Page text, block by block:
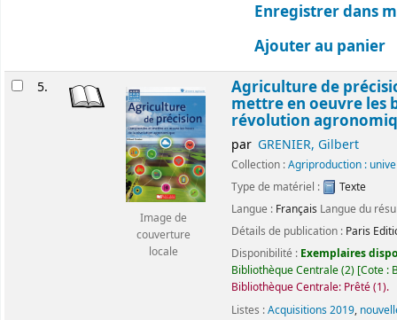
Enregistrer dans
Ajouter au panier
5.
Image de
couverture
locale
Agriculture de
mettre en oeuvre les
révolution
par GRENIER, Gilbert
Collection :Agriproduction :
Type de matériel :
Texte
Langue : Français Langue du
Détails de publication : Paris
Disponibilité : Exemplaires
Bibliothèque Centrale(2) Cote :
Bibliothèque Centrale: Prêté(1).
Listes :Acquisitions 2019,